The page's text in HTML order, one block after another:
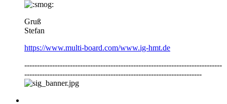
Gruß
Stefan
https://www.multi-board.com/www.ig-hmt.de
------------------------------------------------------------------------------
----------------------------------------------------------------------